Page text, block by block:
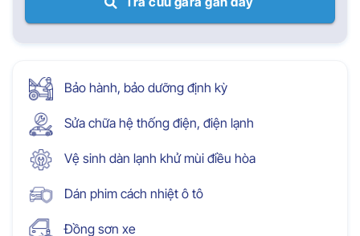
Bảo hành, bảo dưỡng định kỳ
Sửa chữa hệ thống điện, điện lạnh
Vệ sinh dàn lạnh khử mùi điều hòa
Dán phim cách nhiệt ô tô
Đồng sơn xe